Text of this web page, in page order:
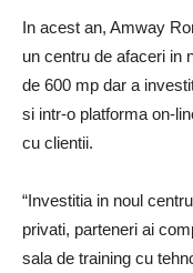
In acest an, Amway
un centru de afaceri in
de 600 mp dar a
si intr-o platforma on-
cu clientii.
“Investitia in noul
privati, parteneri ai
sala de training cu